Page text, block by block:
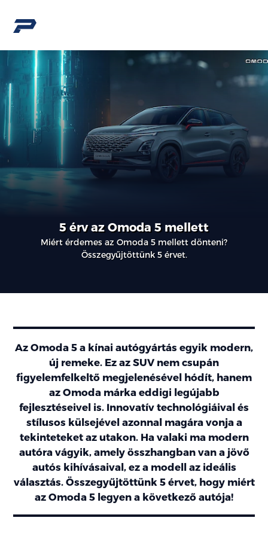
5 érv az Omoda 5 mellett
Miért érdemes az Omoda 5 mellett dönteni?
Összegyűjtöttünk 5 érvet.
Az Omoda 5 a kínai autógyártás egyik modern,
új remeke. Ez az SUV nem csupán
figyelemfelkeltő megjelenésével hódít, hanem
az Omoda márka eddigi legújabb
fejlesztéseivel is. Innovatív technológiáival és
stílusos külsejével azonnal magára vonja a
tekinteteket az utakon. Ha valaki ma modern
autóra vágyik, amely összhangban van a jövő
autós kihívásaival, ez a modell az ideális
választás. Összegyűjtöttünk 5 érvet, hogy miért
az Omoda 5 legyen a következő autója!